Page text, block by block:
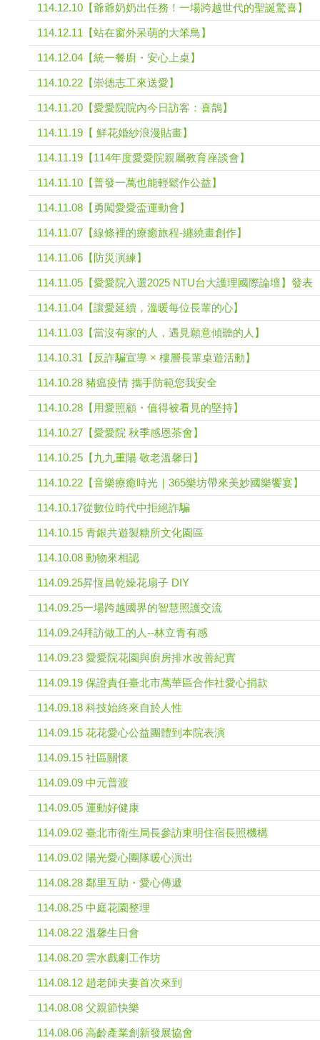
114.12.10【爺爺奶奶出任務！一場跨越世代的聖誕驚喜】
114.12.11【站在窗外呆萌的大笨鳥】
114.12.04【統一餐廚・安心上桌】
114.10.22【崇德志工來送愛】
114.11.20【愛愛院院內今日訪客：喜鵲】
114.11.19【 鮮花婚紗浪漫貼畫】
114.11.19【114年度愛愛院親屬教育座談會】
114.11.10【普發一萬也能輕鬆作公益】
114.11.08【勇闖愛愛盃運動會】
114.11.07【線條裡的療癒旅程-纏繞畫創作】
114.11.06【防災演練】
114.11.05【愛愛院入選2025 NTU台大護理國際論壇】發表
114.11.04【讓愛延續，溫暖每位長輩的心】
114.11.03【當沒有家的人，遇見願意傾聽的人】
114.10.31【反詐騙宣導 × 樓層長輩桌遊活動】
114.10.28 豬瘟疫情 攜手防範您我安全
114.10.28【用愛照顧・值得被看見的堅持】
114.10.27【愛愛院 秋季感恩茶會】
114.10.25【九九重陽 敬老溫馨日】
114.10.22【音樂療癒時光｜365樂坊帶來美妙國樂饗宴】
114.10.17從數位時代中拒絕詐騙
114.10.15 青銀共遊製糖所文化園區
114.10.08 動物來相認
114.09.25昇恆昌乾燥花扇子 DIY
114.09.25一場跨越國界的智慧照護交流
114.09.24拜訪做工的人--林立青有感
114.09.23 愛愛院花園與廚房排水改善紀實
114.09.19 保證責任臺北市萬華區合作社愛心捐款
114.09.18 科技始終來自於人性
114.09.15 花花愛心公益團體到本院表演
114.09.15 社區關懷
114.09.09 中元普渡
114.09.05 運動好健康
114.09.02 臺北市衛生局長參訪東明住宿長照機構
114.09.02 陽光愛心團隊暖心演出
114.08.28 鄰里互助・愛心傳遞
114.08.25 中庭花園整理
114.08.22 溫馨生日會
114.08.20 雲水戲劇工作坊
114.08.12 趙老師夫妻首次來到
114.08.08 父親節快樂
114.08.06 高齡產業創新發展協會